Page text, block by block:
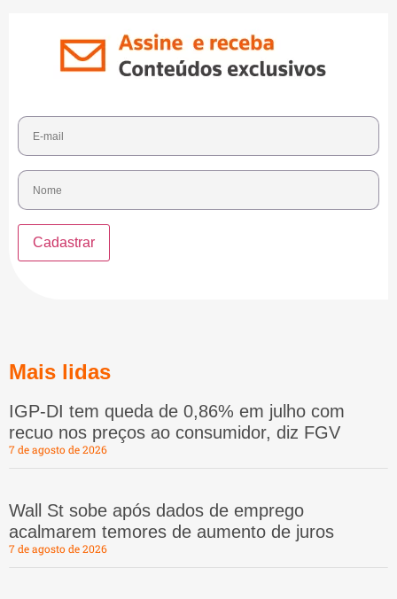
Mais lidas
IGP-DI tem queda de 0,86% em julho com
recuo nos preços ao consumidor, diz FGV
7 de agosto de 2026
Wall St sobe após dados de emprego
acalmarem temores de aumento de juros
7 de agosto de 2026